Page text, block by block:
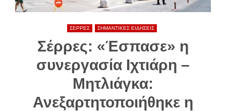
ΣΕΡΡΕΣ ΣΗΜΑΝΤΙΚΕΣ ΕΙΔΗΣΕΙΣ
Σέρρες: «Έσπασε» η
συνεργασία Ιχτιάρη –
Μητλιάγκα:
Ανεξαρτητοποιήθηκε η